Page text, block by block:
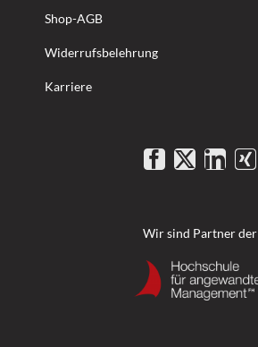
Shop-AGB
Widerrufsbelehrung
Karriere
Wir sind Partner der